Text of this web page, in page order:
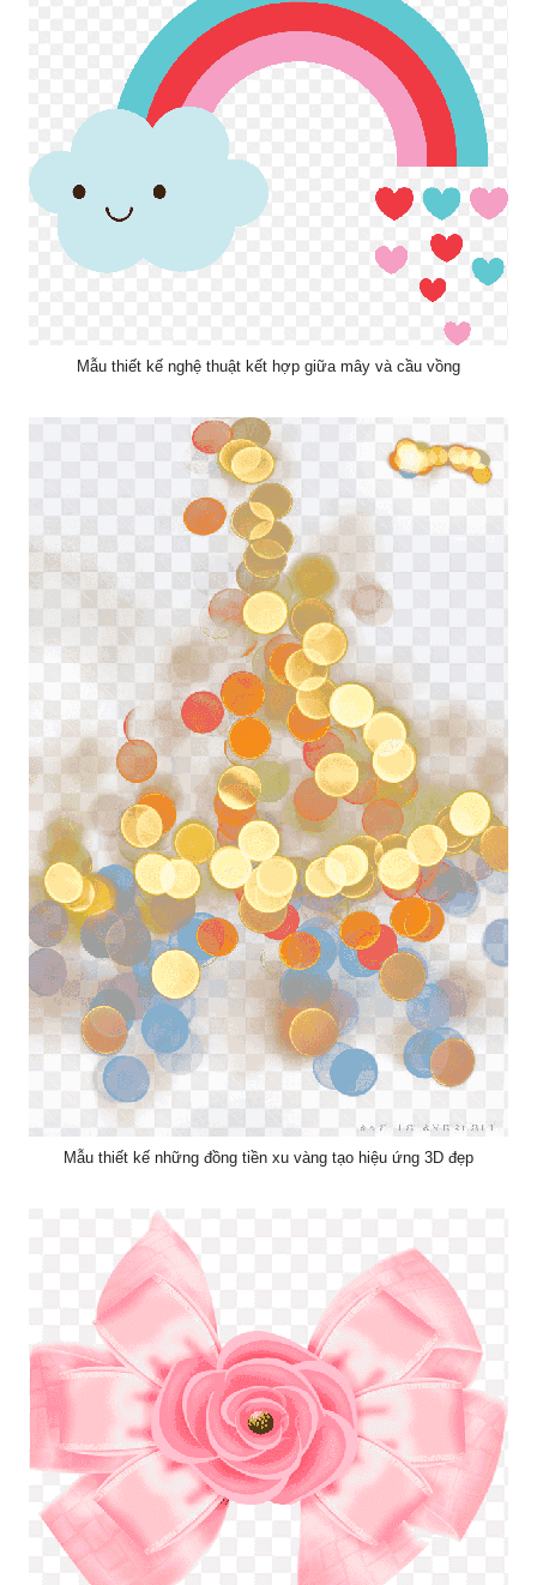
Mẫu thiết kế nghệ thuật kết hợp giữa mây và cầu vồng
Mẫu thiết kế những đồng tiền xu vàng tạo hiệu ứng 3D đẹp